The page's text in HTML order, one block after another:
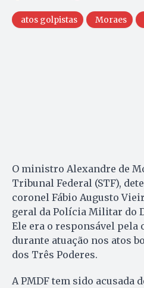
atos golpistas Moraes
O ministro Alexandre de
Tribunal Federal (STF),
coronel Fábio Augusto
geral da Polícia Militar do
Ele era o responsável pela
durante atuação nos atos
dos Três Poderes.
A PMDF tem sido acusada